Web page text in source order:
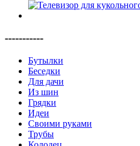
-----------
Бутылки
Беседки
Для дачи
Из шин
Грядки
Идеи
Своими руками
Трубы